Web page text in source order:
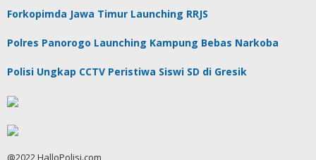
Forkopimda Jawa Timur Launching RRJS
Polres Panorogo Launching Kampung Bebas Narkoba
Polisi Ungkap CCTV Peristiwa Siswi SD di Gresik
@2022 HalloPolisi.com